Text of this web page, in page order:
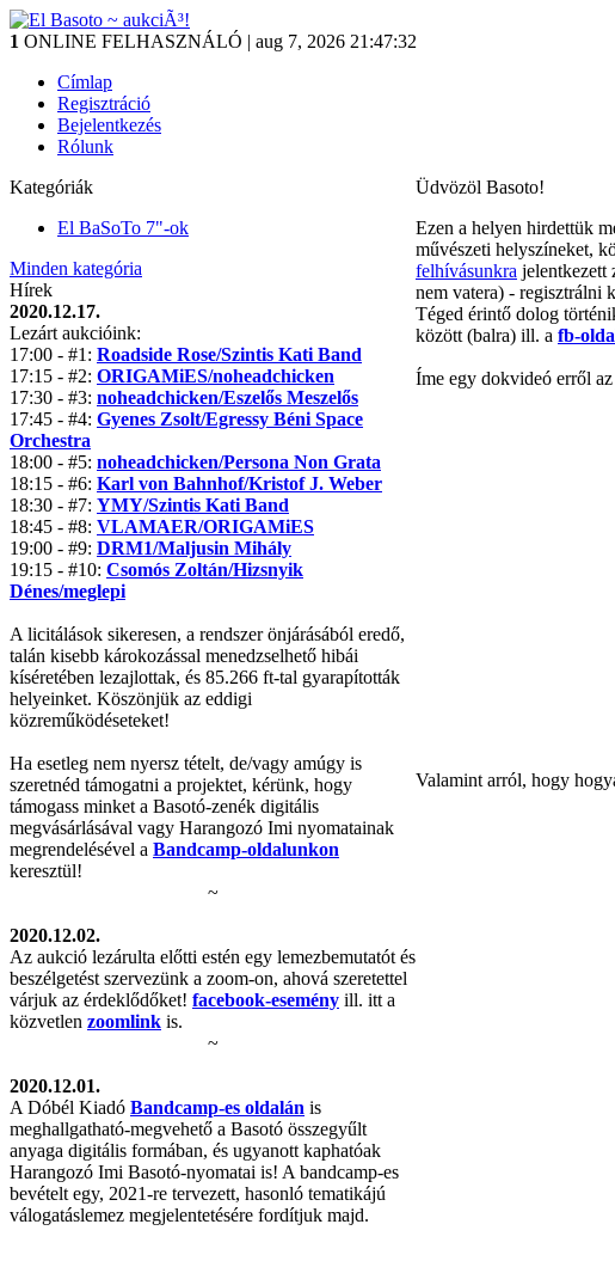
1 ONLINE FELHASZNÁLÓ | aug 7, 2026 21:47:33
Címlap
Regisztráció
Bejelentkezés
Rólunk
Kategóriák
El BaSoTo 7"-ok
Minden kategória
Hírek
2020.12.17.
Lezárt aukcióink:
17:00 - #1: Roadside Rose/Szintis Kati Band
17:15 - #2: ORIGAMiES/noheadchicken
17:30 - #3: noheadchicken/Eszelős Meszelős
17:45 - #4: Gyenes Zsolt/Egressy Béni Space
Orchestra
18:00 - #5: noheadchicken/Persona Non Grata
18:15 - #6: Karl von Bahnhof/Kristof J. Weber
18:30 - #7: YMY/Szintis Kati Band
18:45 - #8: VLAMAER/ORIGAMiES
19:00 - #9: DRM1/Maljusin Mihály
19:15 - #10: Csomós Zoltán/Hizsnyik
Dénes/meglepi
A licitálások sikeresen, a rendszer önjárásából eredő,
talán kisebb károkozással menedzselhető hibái
kíséretében lezajlottak, és 85.266 ft-tal gyarapították
helyeinket. Köszönjük az eddigi
közreműködéseteket!
Ha esetleg nem nyersz tételt, de/vagy amúgy is
szeretnéd támogatni a projektet, kérünk, hogy
támogass minket a Basotó-zenék digitális
megvásárlásával vagy Harangozó Imi nyomatainak
megrendelésével a Bandcamp-oldalunkon
keresztül!
~
2020.12.02.
Az aukció lezárulta előtti estén egy lemezbemutatót és
beszélgetést szervezünk a zoom-on, ahová szeretettel
várjuk az érdeklődőket! facebook-esemény ill. itt a
közvetlen zoomlink is.
~
2020.12.01.
A Dóbél Kiadó Bandcamp-es oldalán is
meghallgatható-megvehető a Basotó összegyűlt
anyaga digitális formában, és ugyanott kaphatóak
Harangozó Imi Basotó-nyomatai is! A bandcamp-es
bevételt egy, 2021-re tervezett, hasonló tematikájú
válogatáslemez megjelentetésére fordítjuk majd.
Üdvözöl Basoto!
Ezen a helyen hirdettük
művészeti helyszíneket,
felhívásunkra jelentkezett
nem vatera) - regisztrálni
Téged érintő dolog
között (balra) ill. a fb-
Íme egy dokvideó erről az
Valamint arról, hogy